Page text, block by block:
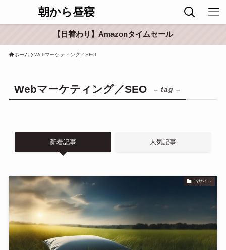
朝から昼寝
【日替わり】Amazonタイムセール
ホーム Webマーケティング／SEO
Webマーケティング／SEO – tag –
新着記事 人気記事
当サイト